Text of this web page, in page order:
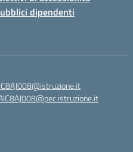
dipendenti